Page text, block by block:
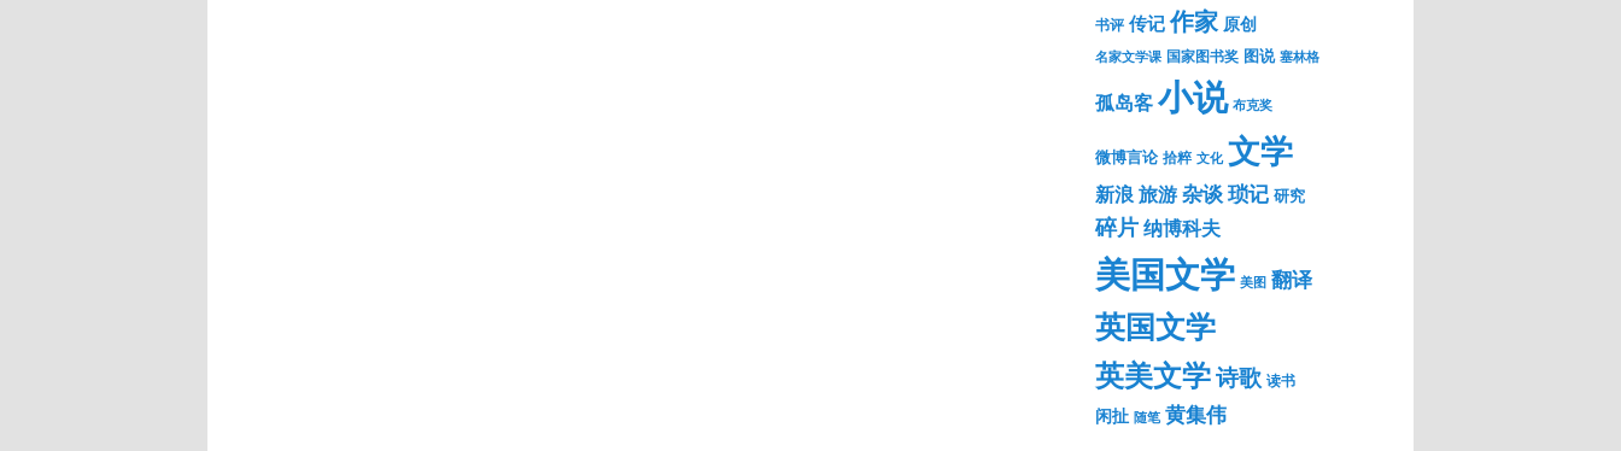
书评 传记作家 原创
名家文学课 国家图书奖 图说 塞林格
孤岛客小说 布克奖
微博言论 拾粹 文化 文学
新浪旅游杂谈琐记 研究
碎片纳博科夫
美国文学 美图 翻译
英国文学
英美文学诗歌 读书
闲扯 随笔 黄集伟